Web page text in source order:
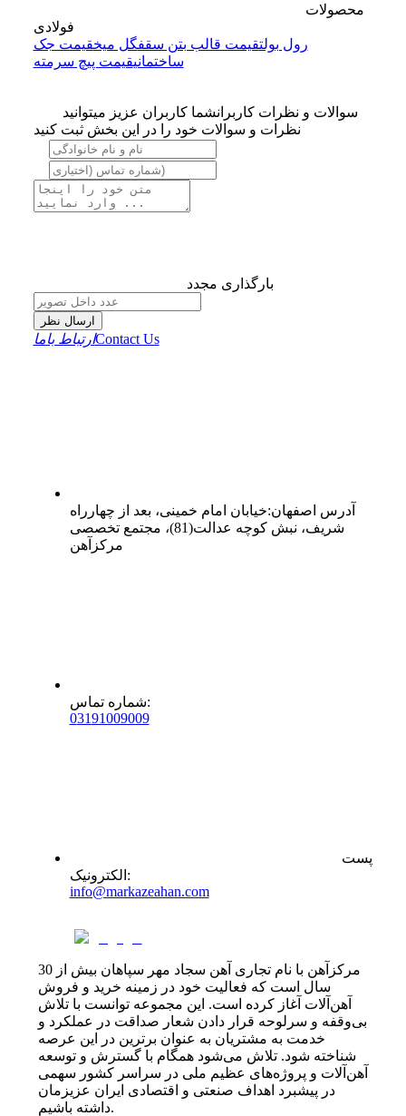
محصولات
فولادی
رول بولتقیمت قالب بتن سقفگل میخقیمت جک
ساختمانیقیمت پیچ سرمته
سوالات و نظرات کاربرانشما کاربران عزیز میتوانید
نظرات و سوالات خود را در این بخش ثبت کنید
بارگذاری مجدد
ارسال نظر
ارتباط باماContact Us
آدرس اصفهان:خیابان امام خمینی، بعد از چهارراه
شریف، نبش کوچه عدالت(81)، مجتمع تخصصی
مرکزآهن
شماره تماس:
03191009009
پست
الکترونیک :
info@markazeahan.com
مرکزآهن با نام تجاری آهن سجاد مهر سپاهان بیش از 30
سال است که فعالیت خود در زمینه خرید و فروش
آهن‌آلات آغاز کرده است. این مجموعه توانست با تلاش
بی‌وقفه و سرلوحه قرار دادن شعار صداقت در عملکرد و
خدمت به مشتریان به عنوان برترین در این عرصه
شناخته شود. تلاش می‌شود همگام با گسترش و توسعه
آهن‌آلات و پروژه‌های عظیم ملی در سراسر کشور سهمی
در پیشبرد اهداف صنعتی و اقتصادی ایران عزیزمان
داشته باشیم.